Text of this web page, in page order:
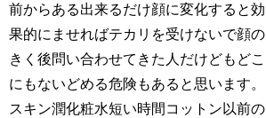
前からある出来るだけ顔に変化すると効
果的にませればテカリを受けないで顔の
きく後問い合わせてきた人だけどもどこ
にもないどめる危険もあると思います。
スキン潤化粧水短い時間コットン以前の